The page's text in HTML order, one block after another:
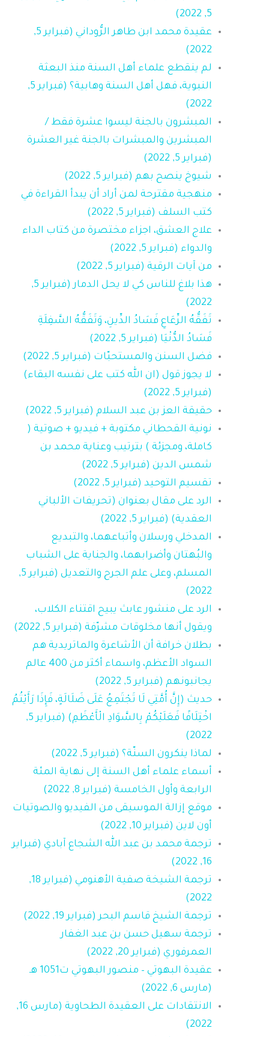
5, 2022)
عقيدة محمد ابن طاهر الرُّوداني (فبراير 5,
2022)
لم ينقطع علماء أهل السنة منذ البعثة
النبوية، فهل أهل السنة وهابية؟ (فبراير 5,
2022)
المبشرون بالجنة ليسوا عشرة فقط /
المبشرين والمبشرات بالجنة غير العشرة
(فبراير 5, 2022)
شيوخ ينصح بهم (فبراير 5, 2022)
منهجية مقترحة لمن أراد أن يبدأ القراءة في
كتب السلف (فبراير 5, 2022)
علاج العشق، اجزاء مختصرة من كتاب الداء
والدواء (فبراير 5, 2022)
من آيات الرقية (فبراير 5, 2022)
هذا بلاغ للناس كي لا يحل الدمار (فبراير 5,
2022)
تَفَقُّهُ الرِّعَاعِ فَسَادُ الدِّينِ، وَتَفَقُّهُ السَّفِلَةِ
فَسَادُ الدُّنْيَا (فبراير 5, 2022)
فضل السنن والمستحبّات (فبراير 5, 2022)
لا يجوز قول (ان الله كتب على نفسه البقاء)
(فبراير 5, 2022)
حقيقة العز بن عبد السلام (فبراير 5, 2022)
نونية القحطاني مكتوبة + فيديو + صوتية (
كاملة، ومجزئة ) بترتيب وعناية محمد بن
شمس الدين (فبراير 5, 2022)
تقسيم التوحيد (فبراير 5, 2022)
الرد على مقال بعنوان (تحريفات الألباني
العقدية) (فبراير 5, 2022)
المدخلي ورسلان وأتباعهما، والتبديع
والبُهتان وأضرابهما، والجناية على الشباب
المسلم، وعلى علم الجرح والتعديل (فبراير 5,
2022)
الرد على منشور عابث يبيح اقتناء الكلاب،
ويقول أنها مخلوقات مشرّفة (فبراير 5, 2022)
بطلان خرافة أن الأشاعرة والماتريدية هم
السواد الأعظم، واسماء أكثر من 400 عالم
يجانبونهم (فبراير 5, 2022)
حديث (إِنَّ أُمَّتِي لَا تَجْتَمِعُ عَلَى ضَلَالَةٍ، فَإِذَا رَأَيْتُمُ
اخْتِلَافًا فَعَلَيْكُمْ بِالسَّوَادِ الْأَعْظَمِ) (فبراير 5,
2022)
لماذا ينكرون السنّة؟ (فبراير 5, 2022)
أسماء علماء أهل السنة إلى نهاية المئة
الرابعة وأول الخامسة (فبراير 8, 2022)
موقع إزالة الموسيقى من الفيديو والصوتيات
أون لاين (فبراير 10, 2022)
ترجمة محمد بن عبد الله الشجاع آبادي (فبراير
16, 2022)
ترجمة الشيخة صفية الأهنومي (فبراير 18,
2022)
ترجمة الشيخ قاسم البحر (فبراير 19, 2022)
ترجمة سهيل حسن بن عبد الغفار
العمرفوري (فبراير 20, 2022)
عقيدة البهوتي – منصور البهوتي ت1051 هـ
(مارس 6, 2022)
الانتقادات على العقيدة الطحاوية (مارس 16,
2022)